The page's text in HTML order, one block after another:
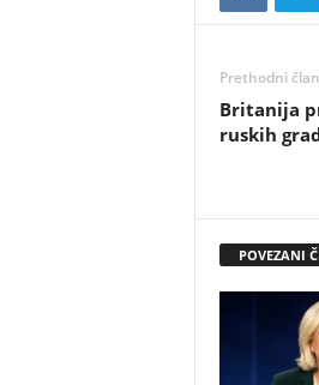
Prethodni
Britanija
ruskih
POVEZANI